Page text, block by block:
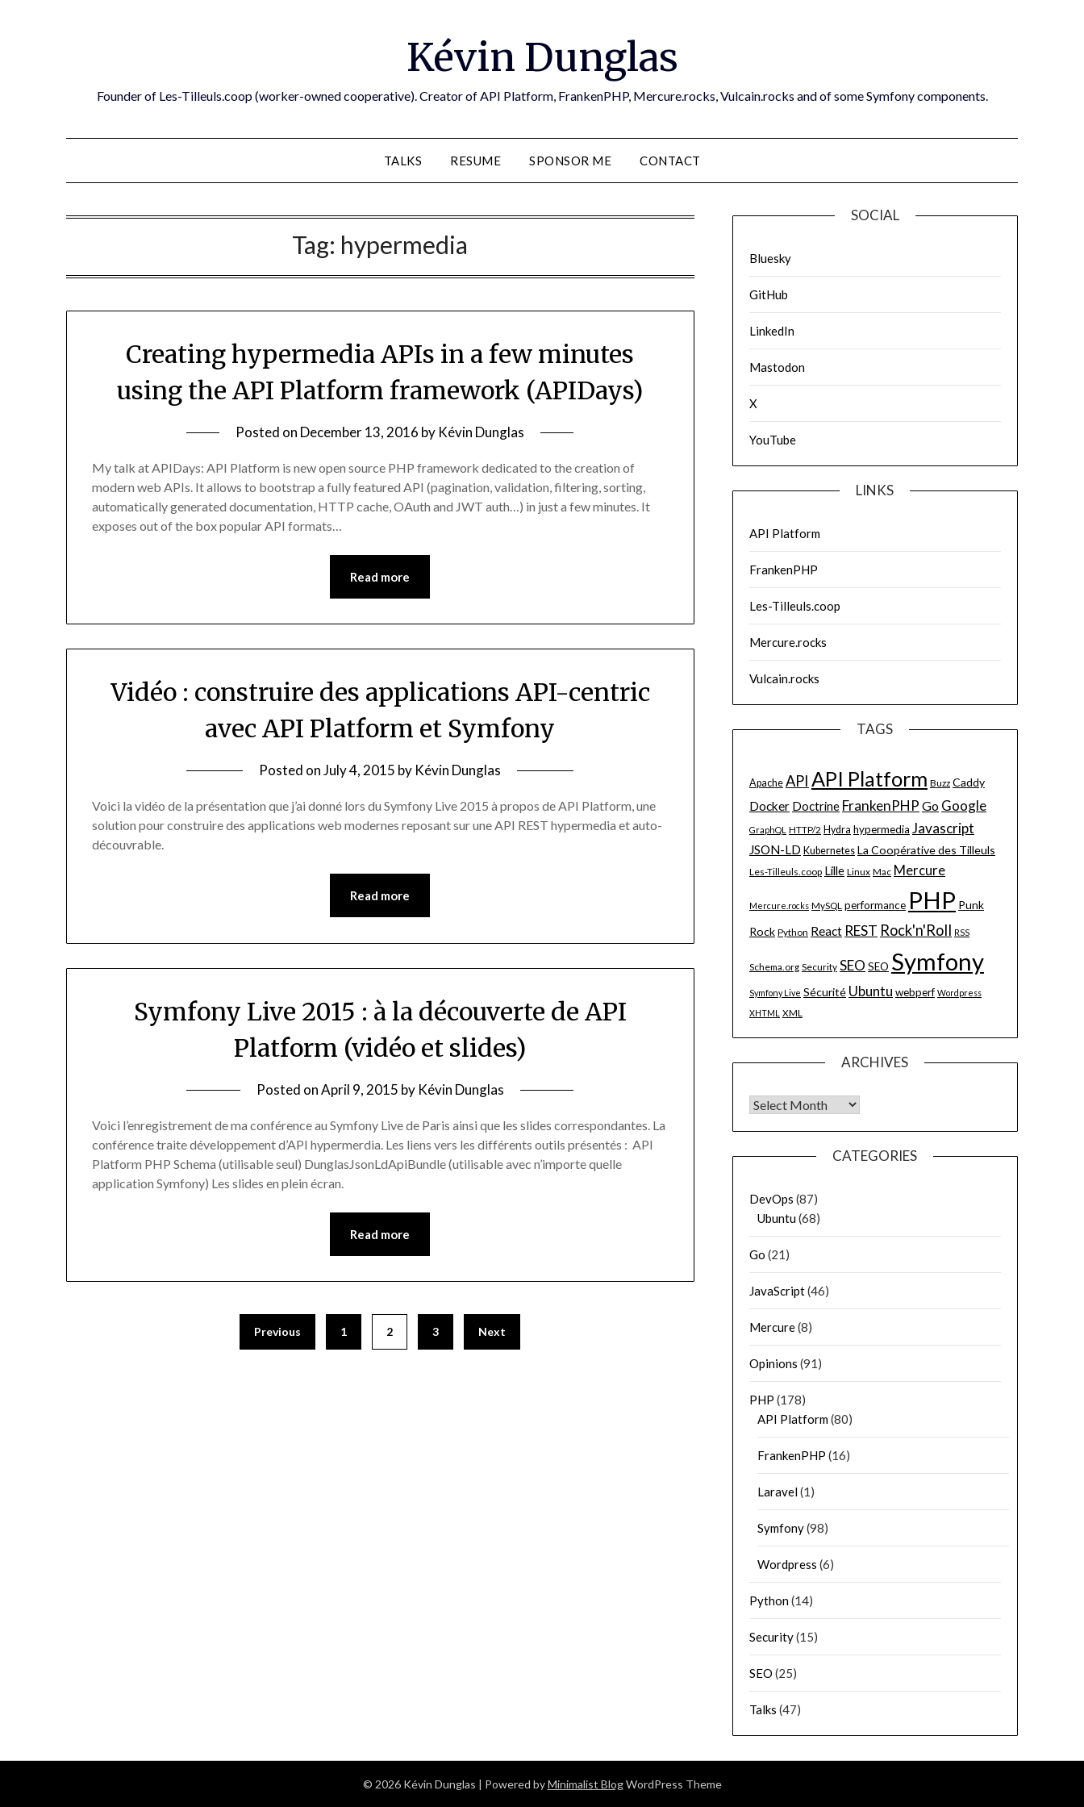
Kévin Dunglas
Founder of Les-Tilleuls.coop (worker-owned cooperative). Creator of API Platform, FrankenPHP, Mercure.rocks, Vulcain.rocks and of some Symfony components.
TALKS RESUME SPONSOR ME CONTACT
Tag: hypermedia
Creating hypermedia APIs in a few minutes
using the API Platform framework (APIDays)
Posted on December 13, 2016 by Kévin Dunglas
My talk at APIDays: API Platform is new open source PHP framework dedicated to the creation of
modern web APIs. It allows to bootstrap a fully featured API (pagination, validation, filtering, sorting,
automatically generated documentation, HTTP cache, OAuth and JWT auth…) in just a few minutes. It
exposes out of the box popular API formats…
Read more
Vidéo : construire des applications API-centric
avec API Platform et Symfony
Posted onJuly 4, 2015 by Kévin Dunglas
Voici la vidéo de la présentation que j’ai donné lors du Symfony Live 2015 à propos de API Platform, une
solution pour construire des applications web modernes reposant sur une API REST hypermedia et auto-
découvrable.
Read more
Symfony Live 2015 : à la découverte de API
Platform (vidéo et slides)
Posted onApril 9, 2015 by Kévin Dunglas
Voici l’enregistrement de ma conférence au Symfony Live de Paris ainsi que les slides correspondantes. La
conférence traite développement d’API hypermerdia. Les liens vers les différents outils présentés : API
Platform PHP Schema (utilisable seul) DunglasJsonLdApiBundle (utilisable avec n’importe quelle
application Symfony) Les slides en plein écran.
Read more
Previous 1 2 3 Next
SOCIAL
Bluesky
GitHub
LinkedIn
Mastodon
X
YouTube
LINKS
API Platform
FrankenPHP
Les-Tilleuls.coop
Mercure.rocks
Vulcain.rocks
TAGS
Apache API API Platform Buzz Caddy
Docker Doctrine FrankenPHP Go Google
GraphQL HTTP/2 Hydra hypermedia Javascript
JSON-LD Kubernetes La Coopérative des Tilleuls
Les-Tilleuls.coop Lille Linux Mac Mercure
Mercure.rocks MySQL performance PHP Punk
Rock Python React REST Rock'n'Roll RSS
Schema.org Security SEO SEO Symfony
Symfony Live Sécurité Ubuntu webperf Wordpress
XHTML XML
ARCHIVES
Archives
CATEGORIES
DevOps (87)
Ubuntu(68)
Go (21)
JavaScript(46)
Mercure(8)
Opinions (91)
PHP (178)
API Platform(80)
FrankenPHP (16)
Laravel(1)
Symfony(98)
Wordpress (6)
Python(14)
Security(15)
SEO (25)
Talks (47)
© 2026 Kévin Dunglas | Powered byMinimalist BlogWordPress Theme